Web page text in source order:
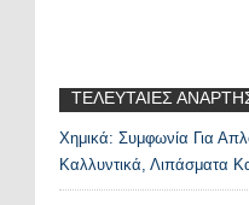
ΤΕΛΕΥΤΑΙΕΣ
Χημικά: Συμφωνία Για
Καλλυντικά, Λιπάσματα